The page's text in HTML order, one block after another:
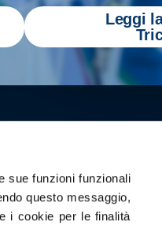
sue funzioni funzionali
questo messaggio,
i cookie per le finalità
Leggi